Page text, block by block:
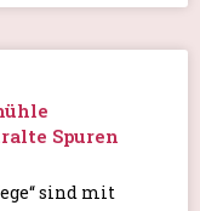
Spuren
sind mit